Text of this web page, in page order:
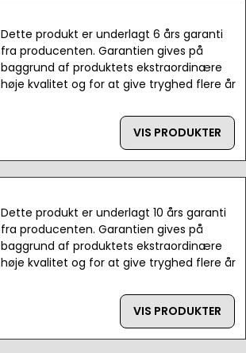
Dette produkt er underlagt 6 års garanti
fra producenten. Garantien gives på
baggrund af produktets ekstraordinære
høje kvalitet og for at give tryghed flere år
VIS PRODUKTER
Dette produkt er underlagt 10 års garanti
fra producenten. Garantien gives på
baggrund af produktets ekstraordinære
høje kvalitet og for at give tryghed flere år
VIS PRODUKTER